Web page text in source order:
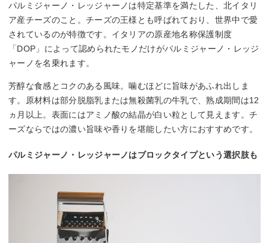
パルミジャーノ・レッジャーノは特定基準を満たした、北イタリ
ア産チーズのこと。チーズの王様とも呼ばれており、世界中で愛
されているのが特徴です。イタリアの原産地名称保護制度
「DOP」によって認められたモノだけがパルミジャーノ・レッジ
ャーノを名乗れます。
芳醇な食感とコクのある風味。噛むほどに旨味があふれ出しま
す。原材料は部分脱脂乳または無殺菌乳の牛乳で、熟成期間は12
ヵ月以上。表面にはアミノ酸の結晶が白い粒として見えます。チ
ーズならではの濃い旨味や香りを堪能したい方におすすめです。
パルミジャーノ・レッジャーノはブロックタイプという選択肢も